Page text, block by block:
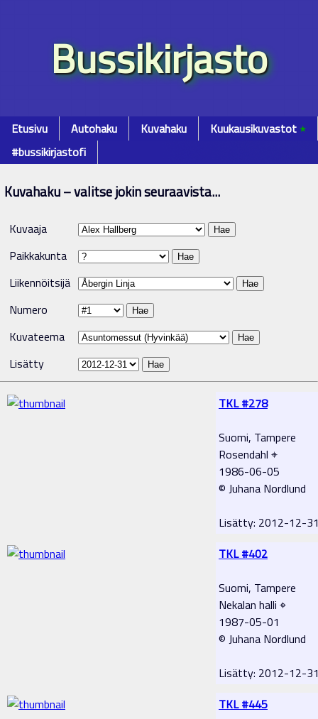
Bussikirjasto
Etusivu Autohaku Kuvahaku Kuukausikuvastot٭
#bussikirjastofi
Kuvahaku – valitse jokin seuraavista...
Kuvaaja
Paikkakunta
Liikennöitsijä
Numero
Kuvateema
Lisätty
TKL #278
Suomi, Tampere
Rosendahl ⌖
1986-06-05
© Juhana Nordlund
Lisätty: 2012-12-
TKL #402
Suomi, Tampere
Nekalan halli ⌖
1987-05-01
© Juhana Nordlund
Lisätty: 2012-12-
TKL #445